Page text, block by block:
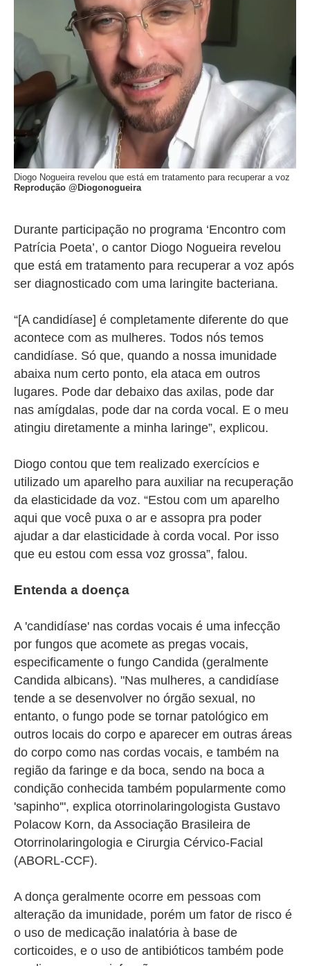
Diogo Nogueira revelou que está em tratamento para recuperar a voz
Reprodução @Diogonogueira
Durante participação no programa ‘Encontro com
Patrícia Poeta’, o cantor Diogo Nogueira revelou
que está em tratamento para recuperar a voz após
ser diagnosticado com uma laringite bacteriana.
“[A candidíase] é completamente diferente do que
acontece com as mulheres. Todos nós temos
candidíase. Só que, quando a nossa imunidade
abaixa num certo ponto, ela ataca em outros
lugares. Pode dar debaixo das axilas, pode dar
nas amígdalas, pode dar na corda vocal. E o meu
atingiu diretamente a minha laringe”, explicou.
Diogo contou que tem realizado exercícios e
utilizado um aparelho para auxiliar na recuperação
da elasticidade da voz. “Estou com um aparelho
aqui que você puxa o ar e assopra pra poder
ajudar a dar elasticidade à corda vocal. Por isso
que eu estou com essa voz grossa”, falou.
Entenda a doença
A 'candidíase' nas cordas vocais é uma infecção
por fungos que acomete as pregas vocais,
especificamente o fungo Candida (geralmente
Candida albicans). "Nas mulheres, a candidíase
tende a se desenvolver no órgão sexual, no
entanto, o fungo pode se tornar patológico em
outros locais do corpo e aparecer em outras áreas
do corpo como nas cordas vocais, e também na
região da faringe e da boca, sendo na boca a
condição conhecida também popularmente como
'sapinho'", explica otorrinolaringologista Gustavo
Polacow Korn, da Associação Brasileira de
Otorrinolaringologia e Cirurgia Cérvico-Facial
(ABORL-CCF).
A donça geralmente ocorre em pessoas com
alteração da imunidade, porém um fator de risco é
o uso de medicação inalatória à base de
corticoides, e o uso de antibióticos também pode